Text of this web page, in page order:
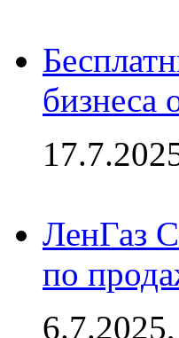
бизнеса
ЛенГаз
по